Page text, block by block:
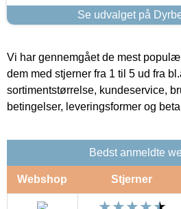
Se udvalget på
Vi har gennemgået de mest
dem med stjerner fra 1 til 5 ud fra
sortimentstørrelse, kundeservice,
betingelser, leveringsformer og
Bedst anmeldte
Webshop Stjerner